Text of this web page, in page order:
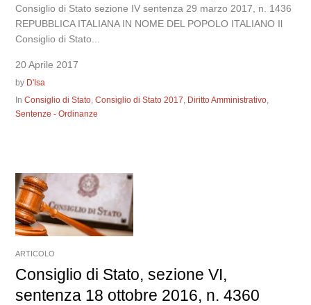
Consiglio di Stato sezione IV sentenza 29 marzo 2017, n. 1436
REPUBBLICA ITALIANA IN NOME DEL POPOLO ITALIANO Il
Consiglio di Stato...
20 Aprile 2017
by D'Isa
InConsiglio di Stato,Consiglio di Stato 2017, Diritto Amministrativo,
Sentenze - Ordinanze
ARTICOLO
Consiglio di Stato, sezione VI,
sentenza 18 ottobre 2016, n. 4360